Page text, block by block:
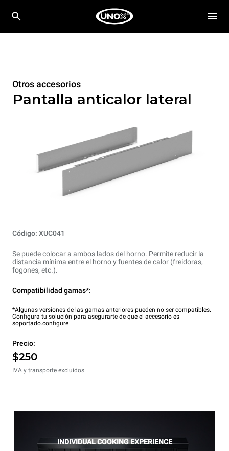
Otros accesorios
Pantalla anticalor lateral
Código: XUC041
Se puede colocar a ambos lados del horno. Permite reducir la
distancia mínima entre el horno y fuentes de calor (freidoras,
fogones, etc.).
Compatibilidad gamas*:
*Algunas versiones de las gamas anteriores pueden no ser compatibles.
Configura tu solución para asegurarte de que el accesorio es
soportado.configure
Precio:
$250
IVA y transporte excluidos
INDIVIDUAL COOKING EXPERIENCE